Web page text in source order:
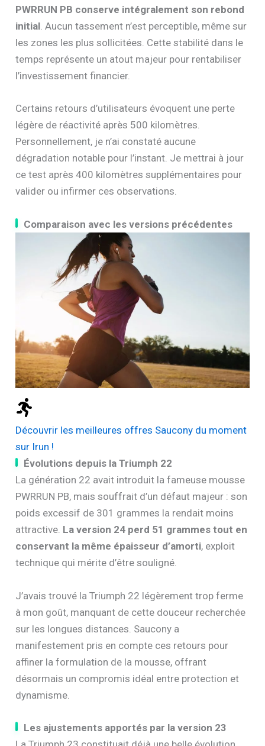
PWRRUN PB conserve intégralement son rebond
initial. Aucun tassement n’est perceptible, même sur
les zones les plus sollicitées. Cette stabilité dans le
temps représente un atout majeur pour rentabiliser
l’investissement financier.
Certains retours d’utilisateurs évoquent une perte
légère de réactivité après 500 kilomètres.
Personnellement, je n’ai constaté aucune
dégradation notable pour l’instant. Je mettrai à jour
ce test après 400 kilomètres supplémentaires pour
valider ou infirmer ces observations.
Comparaison avec les versions précédentes
Découvrir les meilleures offres Saucony du moment
sur Irun !
Évolutions depuis la Triumph 22
La génération 22 avait introduit la fameuse mousse
PWRRUN PB, mais souffrait d’un défaut majeur : son
poids excessif de 301 grammes la rendait moins
attractive. La version 24 perd 51 grammes tout en
conservant la même épaisseur d’amorti, exploit
technique qui mérite d’être souligné.
J’avais trouvé la Triumph 22 légèrement trop ferme
à mon goût, manquant de cette douceur recherchée
sur les longues distances. Saucony a
manifestement pris en compte ces retours pour
affiner la formulation de la mousse, offrant
désormais un compromis idéal entre protection et
dynamisme.
Les ajustements apportés par la version 23